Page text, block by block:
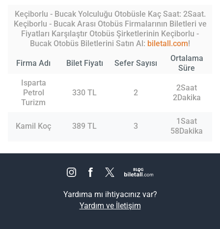
Keçiborlu - Bucak Yolculuğu Otobüsle Kaç Saat: 2Saat.
Keçiborlu - Bucak Arası Otobüs Firmalarının Biletleri ve
Fiyatları Karşılaştır Otobüs Şirketlerinin Keçiborlu -
Bucak Otobüs Biletlerini Satın Al: biletall.com!
Firma Adı Bilet Fiyatı Sefer Sayısı
Ortalama
Süre
Isparta
Petrol
Turizm
330 TL 2
2Saat
2Dakika
Kamil Koç 389 TL 3
1Saat
58Dakika
Yardıma mı ihtiyacınız var?
Yardım ve İletişim